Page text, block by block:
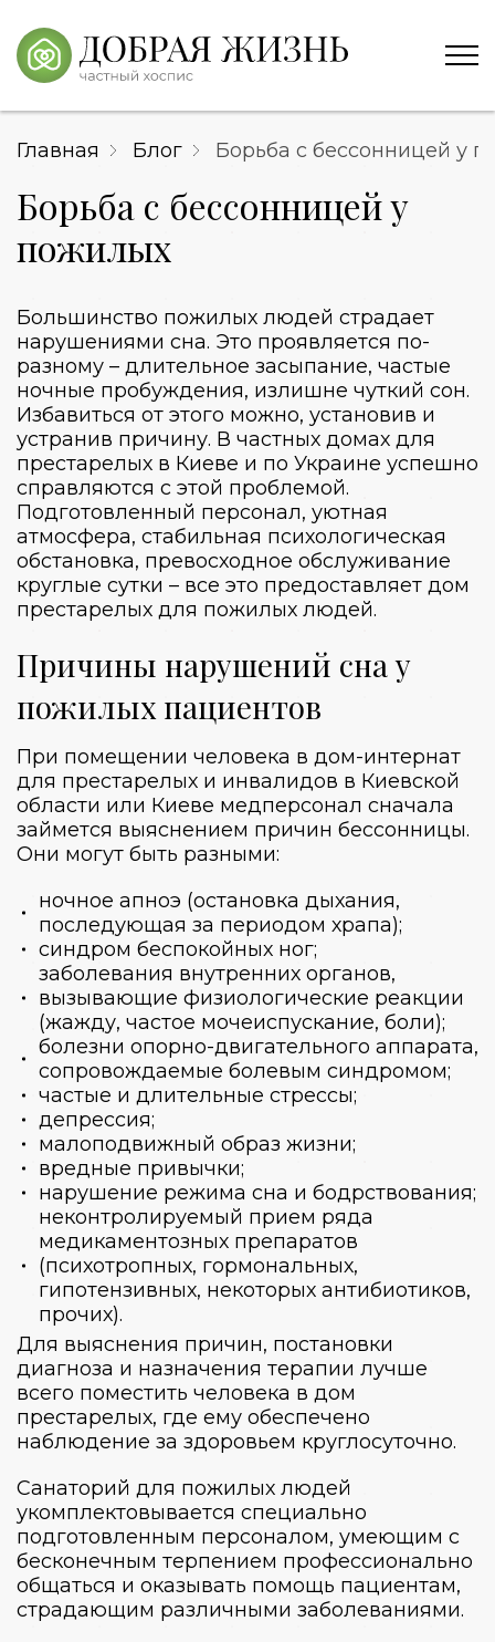
Главная Блог Борьба с бессонницей у
Борьба с бессонницей у
пожилых
Большинство пожилых людей страдает
нарушениями сна. Это проявляется по-
разному – длительное засыпание, частые
ночные пробуждения, излишне чуткий сон.
Избавиться от этого можно, установив и
устранив причину. В частных домах для
престарелых в Киеве и по Украине успешно
справляются с этой проблемой.
Подготовленный персонал, уютная
атмосфера, стабильная психологическая
обстановка, превосходное обслуживание
круглые сутки – все это предоставляет дом
престарелых для пожилых людей.
Причины нарушений сна у
пожилых пациентов
При помещении человека в дом-интернат
для престарелых и инвалидов в Киевской
области или Киеве медперсонал сначала
займется выяснением причин бессонницы.
Они могут быть разными:
ночное апноэ (остановка дыхания,
последующая за периодом храпа);
синдром беспокойных ног;
заболевания внутренних органов,
вызывающие физиологические реакции
(жажду, частое мочеиспускание, боли);
болезни опорно-двигательного аппарата,
сопровождаемые болевым синдромом;
частые и длительные стрессы;
депрессия;
малоподвижный образ жизни;
вредные привычки;
нарушение режима сна и бодрствования;
неконтролируемый прием ряда
медикаментозных препаратов
(психотропных, гормональных,
гипотензивных, некоторых антибиотиков,
прочих).
Для выяснения причин, постановки
диагноза и назначения терапии лучше
всего поместить человека в дом
престарелых, где ему обеспечено
наблюдение за здоровьем круглосуточно.
Санаторий для пожилых людей
укомплектовывается специально
подготовленным персоналом, умеющим с
бесконечным терпением профессионально
общаться и оказывать помощь пациентам,
страдающим различными заболеваниями.